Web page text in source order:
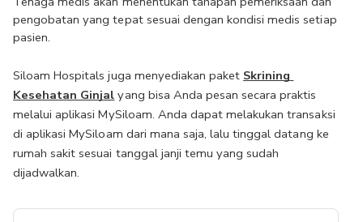
pengobatan yang tepat sesuai dengan kondisi medis setiap
pasien.
Siloam Hospitals juga menyediakan paket Skrining
Kesehatan Ginjal yang bisa Anda pesan secara praktis
melalui aplikasi MySiloam. Anda dapat melakukan transaksi
di aplikasi MySiloam dari mana saja, lalu tinggal datang ke
rumah sakit sesuai tanggal janji temu yang sudah
dijadwalkan.